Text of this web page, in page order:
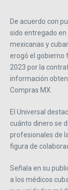
De acuerdo con
sido entregado
mexicanas y
erogó el gobierno
2023 por la
información
Compras MX.
El Universal
cuánto dinero se
profesionales de
figura de
Señala en su
a los médicos